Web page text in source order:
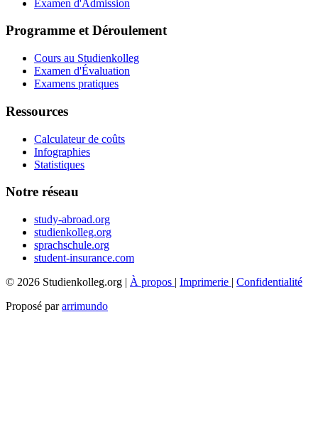
Examen d'Admission
Programme et Déroulement
Cours au Studienkolleg
Examen d'Évaluation
Examens pratiques
Ressources
Calculateur de coûts
Infographies
Statistiques
Notre réseau
study-abroad.org
studienkolleg.org
sprachschule.org
student-insurance.com
© 2026 Studienkolleg.org | À propos | Imprimerie | Confidentialité
Proposé pararrimundo